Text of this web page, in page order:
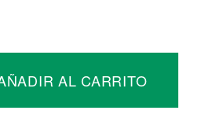
AL CARRITO